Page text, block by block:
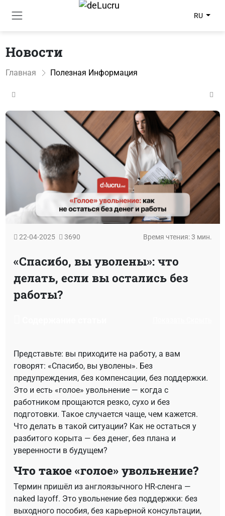
RU
Новости
Главная Полезная Информация
22-04-2025 3690 Время чтения: 3 мин.
«Спасибо, вы уволены»: что
делать, если вы остались без
работы?
Представьте: вы приходите на работу, а вам
говорят: «Спасибо, вы уволены». Без
предупреждения, без компенсации, без поддержки.
Это и есть «голое» увольнение — когда с
работником прощаются резко, сухо и без
подготовки. Такое случается чаще, чем кажется.
Что делать в такой ситуации? Как не остаться у
разбитого корыта — без денег, без плана и
уверенности в будущем?
Что такое «голое» увольнение?
Термин пришёл из англоязычного HR-сленга —
naked layoff. Это увольнение без поддержки: без
выходного пособия, без карьерной консультации,